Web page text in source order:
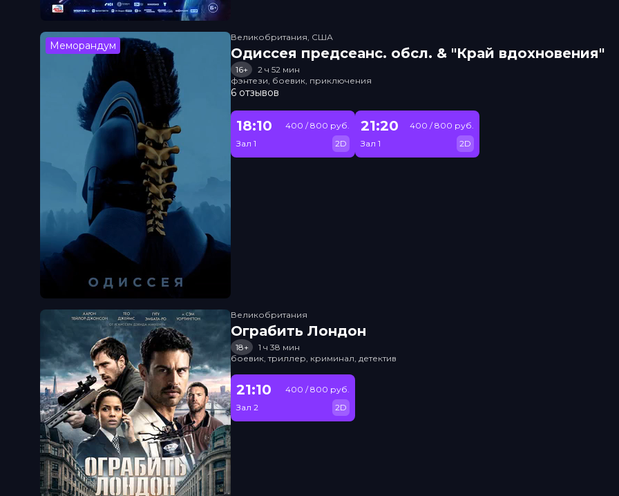
Меморандум
Великобритания, США
Одиссея прeдсeанc. обсл. & "Край вдохновения"
16+
2 ч 52 мин
фэнтези, боевик, приключения
6 отзывов
18:10
Зал 1
400 / 800 руб.
2D
21:20
Зал 1
400 / 800 руб.
2D
Великобритания
Ограбить Лондон
18+
1 ч 38 мин
боевик, триллер, криминал, детектив
21:10
Зал 2
400 / 800 руб.
2D